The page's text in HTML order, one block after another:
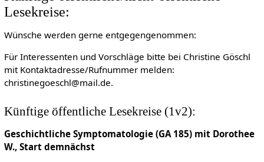
Lesekreise:
Wünsche werden gerne entgegengenommen:
Für Interessenten und Vorschläge bitte bei Christine Göschl
mit Kontaktadresse/Rufnummer melden:
christinegoeschl@mail.de.
Künftige öffentliche Lesekreise (1v2):
Geschichtliche Symptomatologie (GA 185) mit Dorothee
W., Start demnächst